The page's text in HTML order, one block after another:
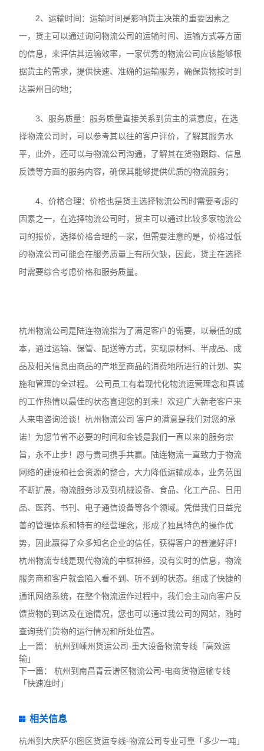
2、运输时间：运输时间是影响货主决策的重要因素之
一，货主可以通过询问物流公司的运输时间、运输方式等方面
的信息，来评估其运输效率，一家优秀的物流公司应该能够根
据货主的需求，提供快速、准确的运输服务，确保货物按时到
达崇州目的地；
3、服务质量：服务质量直接关系到货主的满意度，在选
择物流公司时，可以参考其以往的客户评价，了解其服务水
平，此外，还可以与物流公司沟通，了解其在货物跟踪、信息
反馈等方面的服务内容，确保其能够提供优质的物流服务；
4、价格合理：价格也是货主选择物流公司时需要考虑的
因素之一，在选择物流公司时，货主可以通过比较多家物流公
司的报价，选择价格合理的一家，但需要注意的是，价格过低
的物流公司可能会在服务质量上有所欠缺，因此，货主在选择
时需要综合考虑价格和服务质量。
杭州物流公司是陆连物流指为了满足客户的需要，以最低的成
本，通过运输、保管、配送等方式，实现原材料、半成品、成
品及相关信息由商品的产地至商品的消费地所进行的计划、实
施和管理的全过程。 公司员工有着现代化物流运营理念和真诚
的工作热情以最佳的状态喜迎您的到来！欢迎广大新老客户来
人来电咨询洽谈！杭州物流公司 客户的满意是我们对您的承
诺！为您节省不必要的时间和金钱是我们一直以来的服务宗
旨，永不止步！愿与贵司携手共赢。陆连物流一直致力于物流
网络的建设和社会资源的整合，大力降低运输成本，业务范围
不断扩展，物流服务涉及到机械设备、食品、化工产品、日用
品、医药、书刊、电子通信设备等各个领域。凭借我们日益完
善的管理体系和特有的经营理念，形成了独具特色的操作优
势，因此赢得了众多知名企业的信任，获得客户的普遍好评！
杭州物流专线是现代物流的中枢神经，没有实时的信息，物流
服务商和客户就会陷入看不到、听不到的状态。组成了快捷的
通讯网络系统，在整个物流运作过程中，我们会主动向客户反
馈货物的到达及在途情况，您也可以通过我公司的网站，随时
查询我们货物的运行情况和所处位置。
上一篇：杭州到嵊州货运公司-重大设备物流专线「高效运
输」
下一篇：杭州到南昌青云谱区物流公司-电商货物运输专线
「快速准时」
相关信息
杭州到大庆萨尔图区货运专线-物流公司专业可靠「多少一吨」